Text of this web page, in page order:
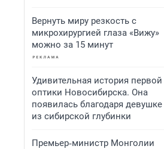
Вернуть миру резкость с
микрохирургией глаза «Вижу»
можно за 15 минут
Удивительная история первой
оптики Новосибирска. Она
появилась благодаря девушке
из сибирской глубинки
Премьер‑министр Монголии